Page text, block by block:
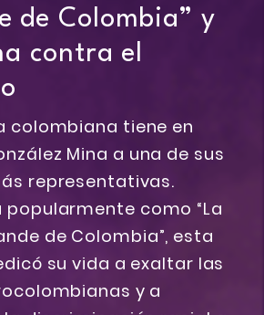
de Colombia” y
contra el
colombiana tiene en
Mina a una de sus
representativas.
popularmente como “La
de Colombia”, esta
su vida a exaltar las
y a